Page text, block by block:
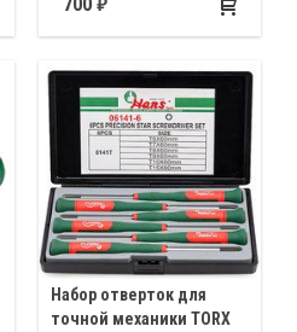
Philips, Torx с отверстием
Набор отверток для
точной механики TORX